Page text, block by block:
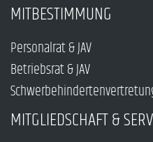
MITBESTIMMUNG
Personalrat & JAV
Betriebsrat & JAV
MITGLIEDSCHAFT &